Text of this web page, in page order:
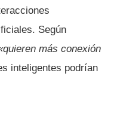
Según
más conexión
inteligentes podrían